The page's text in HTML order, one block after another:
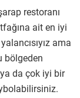
restoranı
ait en iyi
ama
bölgeden
da çok iyi bir